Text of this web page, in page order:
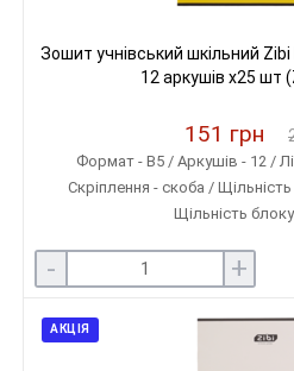
Зошит учнівський шкільний
12 аркушів х25 шт
151 грн
Формат - B5 / Аркушів - 12 /
Скріплення - скоба /
Щільність
- +
АКЦІЯ